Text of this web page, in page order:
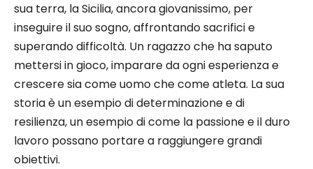
sua terra, la Sicilia, ancora giovanissimo, per
inseguire il suo sogno, affrontando sacrifici e
superando difficoltà. Un ragazzo che ha saputo
mettersi in gioco, imparare da ogni esperienza e
crescere sia come uomo che come atleta. La sua
storia è un esempio di determinazione e di
resilienza, un esempio di come la passione e il duro
lavoro possano portare a raggiungere grandi
obiettivi.